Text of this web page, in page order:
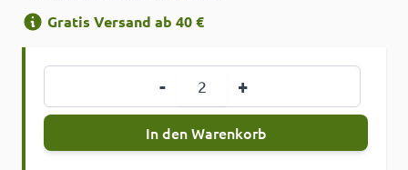
Gratis Versand ab 40 €
- +
In den Warenkorb